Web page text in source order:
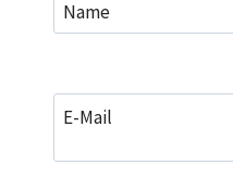
Name
E-Mail